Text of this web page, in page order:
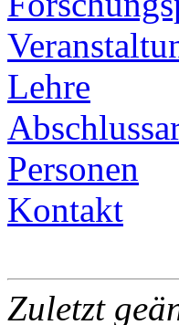
Lehre
Personen
Kontakt
Zuletzt